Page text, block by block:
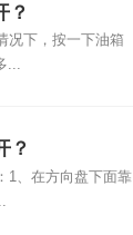
？
况下，按一下油箱
...
？
1、在方向盘下面靠